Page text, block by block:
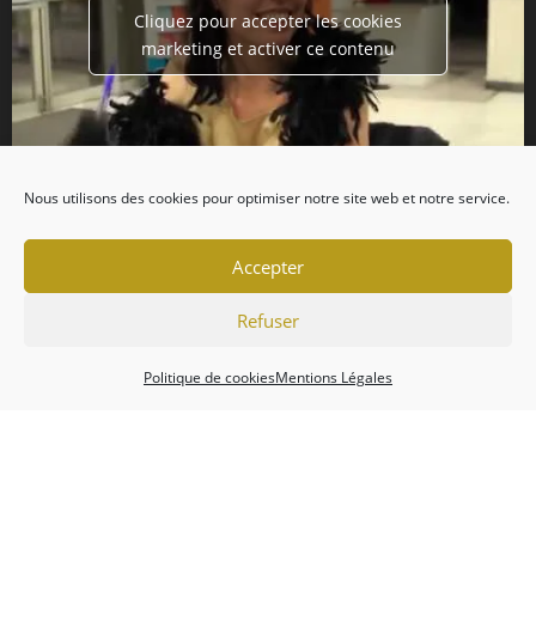
Nous utilisons des cookies pour optimiser notre site web et notre service.
Accepter
Refuser
Politique de cookiesMentions Légales
Cliquez pour accepter les cookies
marketing et activer ce contenu